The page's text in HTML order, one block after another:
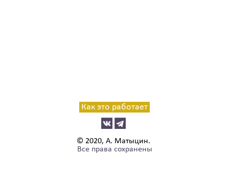
Как это работает
© 2020, А. Матыцин.
Все права сохранены